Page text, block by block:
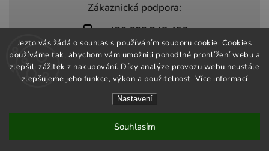
Jezto vás žádá o souhlas s používáním souboru cookie. Cookies
používáme tak, abychom vám umožnili pohodlné prohlížení webu a
zlepšili zážitek z nakupování. Díky analýze provozu webu neustále
zlepšujeme jeho funkce, výkon a použitelnost. Více informací
Nastavení
Souhlasím
Zákaznická podpora:
+420 603 248 457
info@jeztomarket.cz
Shoptet | Design